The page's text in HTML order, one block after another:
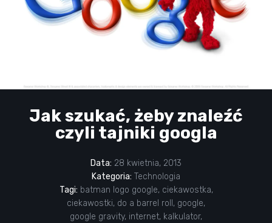
Jak szukać, żeby znaleźć
czyli tajniki googla
Data: 28 kwietnia, 2013
Kategoria: Technologia
Tagi: batman logo google, ciekawostka,
ciekawostki, do a barrel roll , google,
google gravity, internet, kalkulator,